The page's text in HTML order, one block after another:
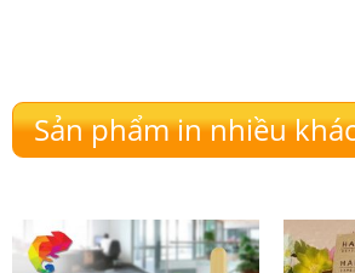
Sản phẩm in nhiều